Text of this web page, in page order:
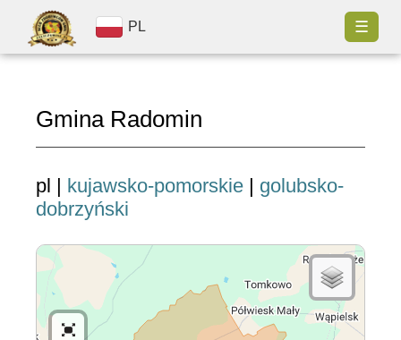
PL ☰
Gmina Radomin
pl | kujawsko-pomorskie | golubsko-
dobrzyński